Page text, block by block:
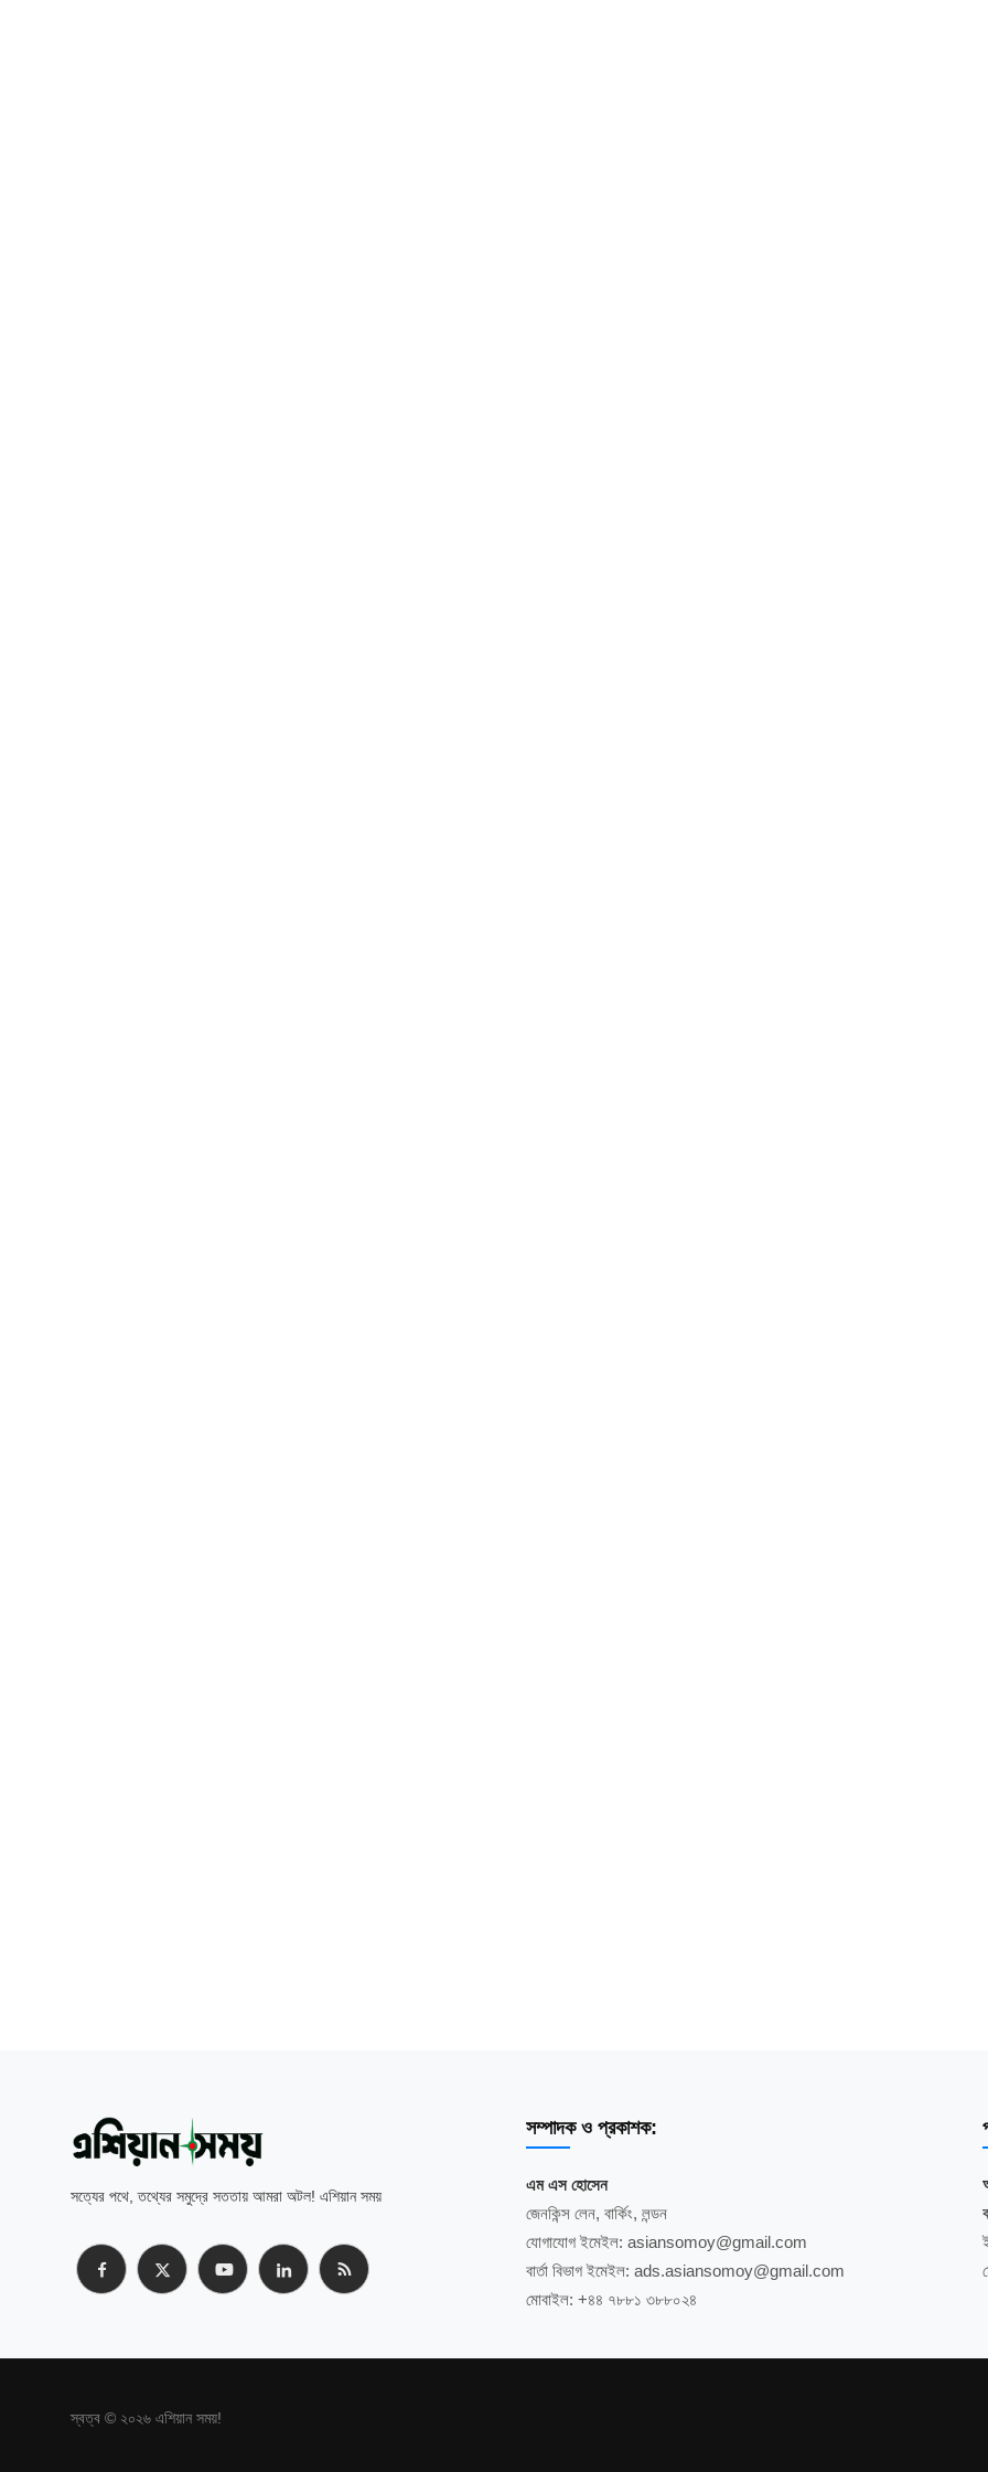
সত্যের পথে, তথ্যের সমুদ্রে সততায় আমরা অটল! এশিয়ান সময়
সম্পাদক ও প্রকাশক:
এম এস হোসেন
জেনকিন্স লেন, বার্কিং, লন্ডন
যোগাযোগ ইমেইল: asiansomoy@gmail.com
বার্তা বিভাগ ইমেইল: ads.asiansomoy@gmail.com
মোবাইল: +৪৪ ৭৮৮১ ৩৮৮০২৪
স্বত্ব © ২০২৬ এশিয়ান সময়!